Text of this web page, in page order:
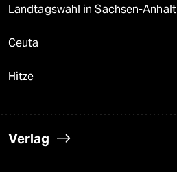
Landtagswahl in Sachsen-Anhalt
Ceuta
Hitze
Verlag